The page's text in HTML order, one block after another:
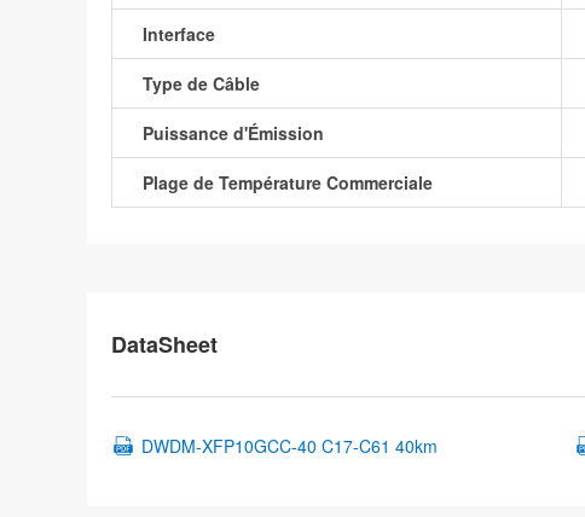
Interface
Type de Câble
Puissance d'Émission
Plage de Température Commerciale
DataSheet
DWDM-XFP10GCC-40 C17-C61 40km